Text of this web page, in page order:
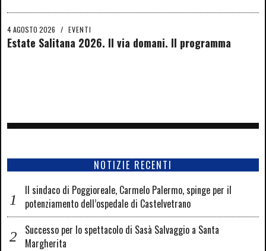
4 AGOSTO 2026 / EVENTI
Estate Salitana 2026. Il via domani. Il programma
NOTIZIE RECENTI
Il sindaco di Poggioreale, Carmelo Palermo, spinge per il
potenziamento dell’ospedale di Castelvetrano
Successo per lo spettacolo di Sasà Salvaggio a Santa
Margherita